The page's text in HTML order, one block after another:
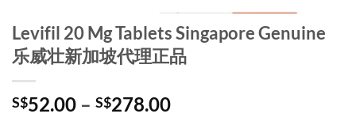
Levifil 20 Mg Tablets Singapore Genuine
乐威壮新加坡代理正品
S$52.00 – S$278.00Price